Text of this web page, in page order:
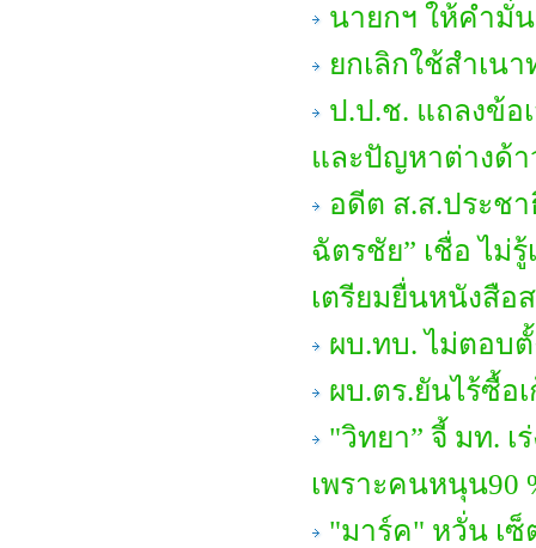
นายกฯ ให้คำมั่
ยกเลิกใช้สำเน
ป.ป.ช. แถลงข้อ
และปัญหาต่างด้า
อดีต ส.ส.ประช
ฉัตรชัย” เชื่อ ไม่
เตรียมยื่นหนังสือ
ผบ.ทบ. ไม่ตอบ
ผบ.ตร.ยันไร้ซื้อ
"วิทยา” จี้ มท.
เพราะคนหนุน90
"มาร์ค" หวั่น เ